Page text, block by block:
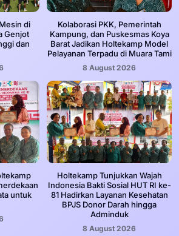
di
Genjot
dan
Kolaborasi PKK, Pemerintah
Kampung, dan Puskesmas Koya
Barat Jadikan Holtekamp Model
Pelayanan Terpadu di Muara Tami
8 August 2026
untuk
Holtekamp Tunjukkan Wajah
Indonesia Bakti Sosial HUT RI ke-
81 Hadirkan Layanan Kesehatan
BPJS Donor Darah hingga
Adminduk
8 August 2026